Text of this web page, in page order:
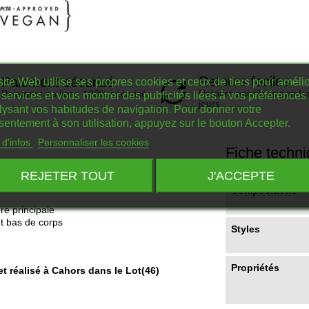
Paiement sécurisé
Paiement en ligne 100% sécurisé
Retours faciles
Retours possibles
jours
principale
bas de corps
réalisé à Cahors dans le Lot(46)
Fiche
Compositions
Styles
Propriétés
Web utilise ses propres cookies et ceux de tiers pour
et vous montrer des publicités liées à vos préférences
vos habitudes de navigation. Pour donner votre
à son utilisation, appuyez sur le bouton Accepter.
d'infos Personnaliser les cookies
REJETER TOUT J'ACCEPTE